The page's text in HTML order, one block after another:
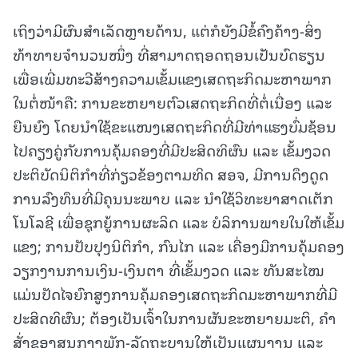
ເຖິງວ່າມີຜົນສໍາເລັດຫຼາຍດ້ານ, ແຕ່ກໍຍັງມີຂໍ້ຄົງຄ້າງ-ສິ່ງ
ທ້າທາຍຈໍານວນໜຶ່ງ ທີ່ສາມາດຖອດຖອນເປັນບົດຮຽນ
ເພື່ອເພີ່ມທະວີສ້າງຄວາມເຂັ້ມແຂງເສດຖະກິດມະຫາພາກ
ໃນຕໍ່ໜ້າຄື: ການຂະຫຍາຍຕົວເສດຖະກິດທີ່ຕໍ່ເນື່ອງ ແລະ
ຍືນຍົງ ໂດຍນໍາໃຊ້ຂະແໜງເສດຖະກິດທີ່ມີທ່າແຮງບົ່ມຊ້ອນ
ໄປຄຽງຄູ່ກັບການຄຸ້ມຄອງທີ່ມີປະສິດທິຜົນ ແລະ ເຂັ້ມງວດ
ປະຕິບັດນິຕິກຳທີ່ກ່ຽວຂ້ອງຕາມທິດ ສອຈ, ມີການດຶງດູດ
ການລົງທຶນທີ່ມີຄຸນນະພາບ ແລະ ນໍາໃຊ້ວິທະຍາສາດເຕັກ
ໂນໂລຊີ ເພື່ອຊຸກຍູ້ການຜະລິດ ແລະ ບໍລິການພາຍໃນໃຫ້ເຂັ້ມ
ແຂງ; ການປັບປຸງນິຕິກຳ, ກົນໄກ ແລະ ເຄື່ອງມືການຄຸ້ມຄອງ
ວຽກງານການເງິນ-ເງິນຕາ ທີ່ເຂັ້ມງວດ ແລະ ທັນສະໄໝ
ແມ່ນປັດໄຈຍົກສູງການຄຸ້ມຄອງເສດຖະກິດມະຫາພາກທີ່ມີ
ປະສິດທິຜົນ; ຕ້ອງເປັນເຈົ້າໃນການຜັນຂະຫຍາຍມະຕິ, ຄໍາ
ສັ່ງຂອງສູນກາງພັກ-ລັດຖະບານໃຫ້ເປັນແຜນງານ ແລະ